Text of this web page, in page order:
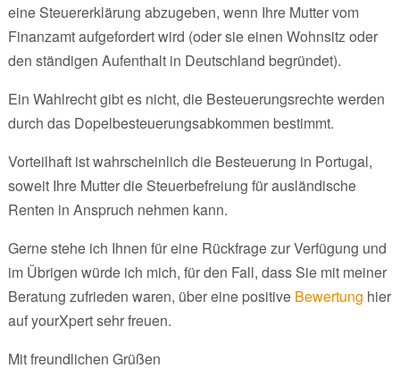
eine Steuererklärung abzugeben, wenn Ihre Mutter vom
Finanzamt aufgefordert wird (oder sie einen Wohnsitz oder
den ständigen Aufenthalt in Deutschland begründet).
Ein Wahlrecht gibt es nicht, die Besteuerungsrechte werden
durch das Dopelbesteuerungsabkommen bestimmt.
Vorteilhaft ist wahrscheinlich die Besteuerung in Portugal,
soweit Ihre Mutter die Steuerbefreiung für ausländische
Renten in Anspruch nehmen kann.
Gerne stehe ich Ihnen für eine Rückfrage zur Verfügung und
im Übrigen würde ich mich, für den Fall, dass Sie mit meiner
Beratung zufrieden waren, über eine positive Bewertung hier
auf yourXpert sehr freuen.
Mit freundlichen Grüßen